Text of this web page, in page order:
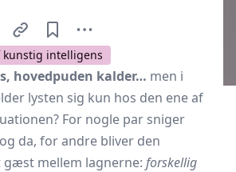
intelligens
hovedpuden kalder… men i
lysten sig kun hos den ene af
For nogle par sniger
da, for andre bliver den
mellem lagnerne: forskellig